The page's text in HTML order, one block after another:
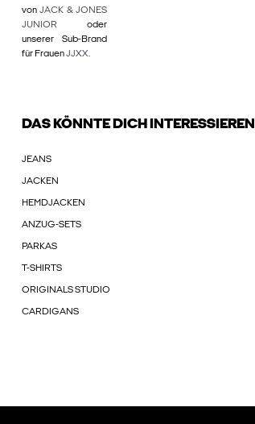
vonJACK & JONES
JUNIOR oder
unserer Sub-Brand
für FrauenJJXX.
DAS KÖNNTE DICH INTERESSIEREN
JEANS
JACKEN
HEMDJACKEN
ANZUG-SETS
PARKAS
T-SHIRTS
ORIGINALS STUDIO
CARDIGANS